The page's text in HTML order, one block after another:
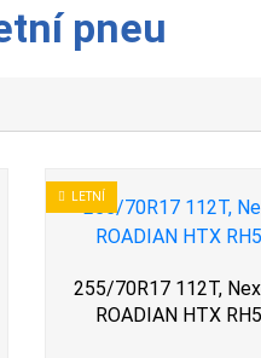
pneu
LETNÍ
255/70R17 112T,
ROADIAN HTX RH5